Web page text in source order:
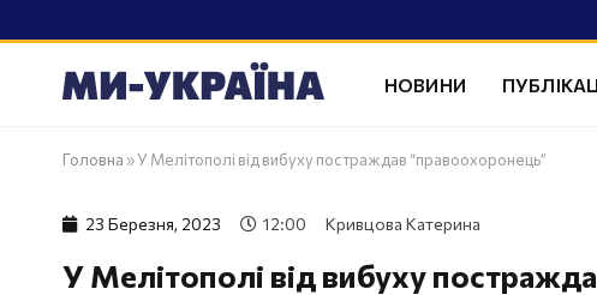
НОВИНИ
Головна »У Мелітополі від вибуху постраждав “правоохоронець”
23 Березня, 2023 12:00 Кривцова Катерина
У Мелітополі від вибуху